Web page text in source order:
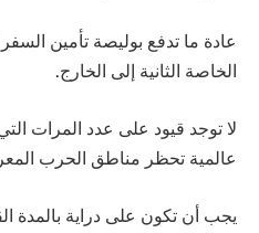
عادة ما تدفع بوليصة تأمين
الخاصة الثانية إلى الخارج.
لا توجد قيود على عدد المرات
عالمية تحظر مناطق الحرب
يجب أن تكون على دراية بالمدة